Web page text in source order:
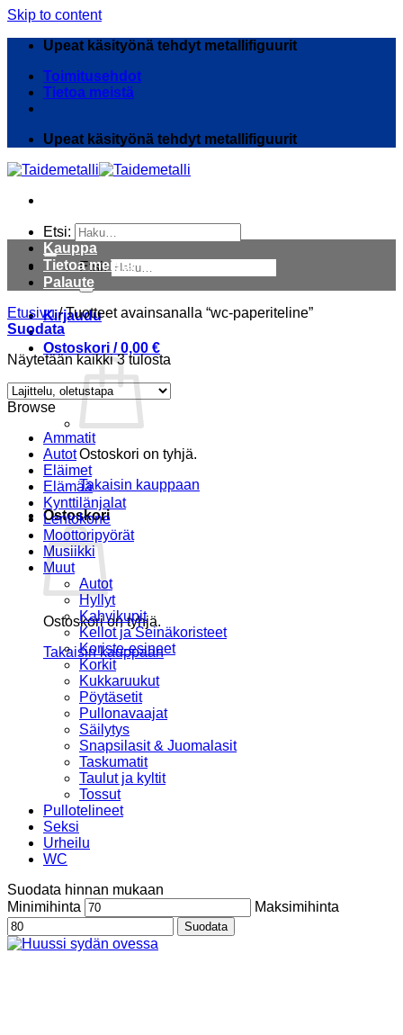
Skip to content
Upeat käsityönä tehdyt metallifiguurit
Toimitusehdot
Tietoa meistä
Upeat käsityönä tehdyt metallifiguurit
Etsi:
Etsi:
Kirjaudu
Ostoskori /0,00 €
Ostoskori on tyhjä.
Takaisin kauppaan
Ostoskori
Ostoskori on tyhjä.
Takaisin kauppaan
Kauppa
Tietoa meistä
Palaute
Etusivu /Tuotteet avainsanalla “wc-paperiteline”
Suodata
Näytetään kaikki 3 tulosta
Browse
Ammatit
Autot
Eläimet
Elämää
Kynttilänjalat
Lentokone
Moottoripyörät
Musiikki
Muut
Autot
Hyllyt
Kahvikupit
Kellot ja Seinäkoristeet
Koriste-esineet
Korkit
Kukkaruukut
Pöytäsetit
Pullonavaajat
Säilytys
Snapsilasit & Juomalasit
Taskumatit
Taulut ja kyltit
Tossut
Pullotelineet
Seksi
Urheilu
WC
Suodata hinnan mukaan
Minimihinta
Maksimihinta
Suodata